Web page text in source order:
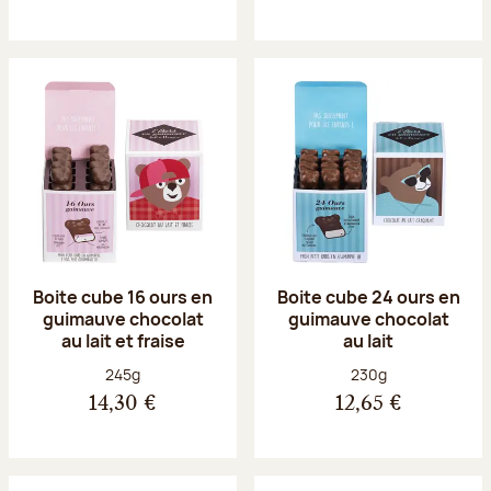
Boite cube 16 ours en
guimauve chocolat
au lait et fraise
Poids net :
245g
14,30 €
Boite cube 24 ours en
guimauve chocolat
au lait
Poids net :
230g
12,65 €